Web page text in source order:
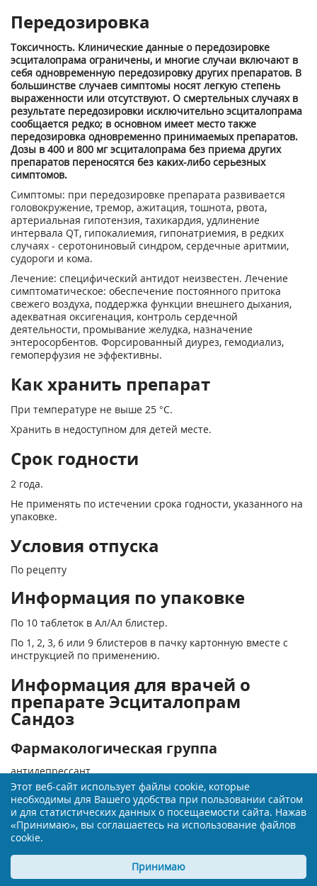
Передозировка
Токсичность. Клинические данные о передозировке
эсциталопрама ограничены, и многие случаи включают в
себя одновременную передозировку других препаратов. В
большинстве случаев симптомы носят легкую степень
выраженности или отсутствуют. О смертельных случаях в
результате передозировки исключительно эсциталопрама
сообщается редко; в основном имеет место также
передозировка одновременно принимаемых препаратов.
Дозы в 400 и 800 мг эсциталопрама без приема других
препаратов переносятся без каких-либо серьезных
симптомов.
Симптомы: при передозировке препарата развивается
головокружение, тремор, ажитация, тошнота, рвота,
артериальная гипотензия, тахикардия, удлинение
интервала QT, гипокалиемия, гипонатриемия, в редких
случаях - серотониновый синдром, сердечные аритмии,
судороги и кома.
Лечение: специфический антидот неизвестен. Лечение
симптоматическое: обеспечение постоянного притока
свежего воздуха, поддержка функции внешнего дыхания,
адекватная оксигенация, контроль сердечной
деятельности, промывание желудка, назначение
энтеросорбентов. Форсированный диурез, гемодиализ,
гемоперфузия не эффективны.
Как хранить препарат
При температуре не выше 25 °С.
Хранить в недоступном для детей месте.
Срок годности
2 года.
Не применять по истечении срока годности, указанного на
упаковке.
Условия отпуска
По рецепту
Информация по упаковке
По 10 таблеток в Ал/Ал блистер.
По 1, 2, 3, 6 или 9 блистеров в пачку картонную вместе с
инструкцией по применению.
Информация для врачей о
препарате Эсциталопрам
Сандоз
Фармакологическая группа
антидепрессант
Фармакодинамика
Эсциталопрам - селективный ингибитор обратного захвата
серотонина (5-НТ) с высокой аффинностью к первичному
центром на транспортере серотонина с аффинностью
Этот веб-сайт использует файлы cookie, которые
необходимы для Вашего удобства при пользовании сайтом
и для статистических данных о посещаемости сайта. Нажав
«Принимаю», вы соглашаетесь на использование файлов
cookie.
Принимаю